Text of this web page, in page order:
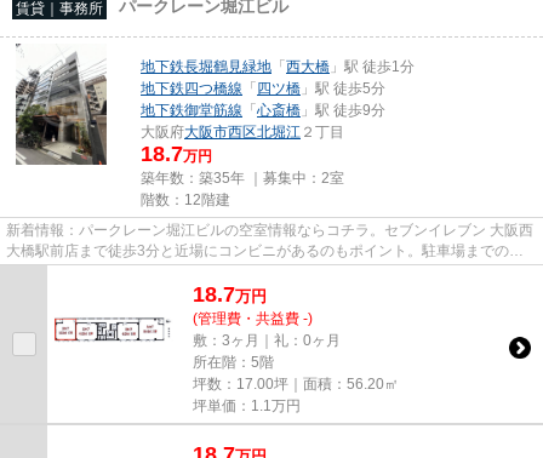
賃貸｜事務所 パークレーン堀江ビル
地下鉄長堀鶴見緑地 「西大橋 」駅 徒歩1分
地下鉄四つ橋線 「四ツ橋 」駅 徒歩5分
地下鉄御堂筋線 「心斎橋 」駅 徒歩9分
大阪府大阪市西区北堀江 ２丁目
18.7万円
築年数：築35年 ｜募集中： 2室
階数：12階建
新着情報：パークレーン堀江ビルの空室情報ならコチラ。セブンイレブン 大阪西
大橋駅前店まで徒歩3分と近場にコンビニがあるのもポイント。駐車場までの距
離は300mです。周辺には、徒...
18.7万円
(管理費・共益費 -)
敷：3ヶ月｜礼：0ヶ月
所在階：5階
坪数：17.00坪｜面積：56.20㎡
坪単価： 1.1 万円